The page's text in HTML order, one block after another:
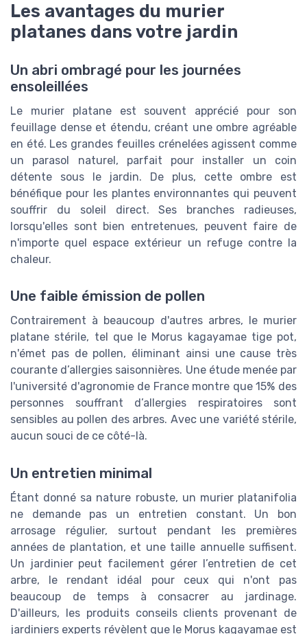
Les avantages du murier
platanes dans votre jardin
Un abri ombragé pour les journées
ensoleillées
Le murier platane est souvent apprécié pour son
feuillage dense et étendu, créant une ombre agréable
en été. Les grandes feuilles crénelées agissent comme
un parasol naturel, parfait pour installer un coin
détente sous le jardin. De plus, cette ombre est
bénéfique pour les plantes environnantes qui peuvent
souffrir du soleil direct. Ses branches radieuses,
lorsqu'elles sont bien entretenues, peuvent faire de
n'importe quel espace extérieur un refuge contre la
chaleur.
Une faible émission de pollen
Contrairement à beaucoup d'autres arbres, le murier
platane stérile, tel que le Morus kagayamae tige pot,
n'émet pas de pollen, éliminant ainsi une cause très
courante d’allergies saisonnières. Une étude menée par
l'université d'agronomie de France montre que 15% des
personnes souffrant d’allergies respiratoires sont
sensibles au pollen des arbres. Avec une variété stérile,
aucun souci de ce côté-là.
Un entretien minimal
Étant donné sa nature robuste, un murier platanifolia
ne demande pas un entretien constant. Un bon
arrosage régulier, surtout pendant les premières
années de plantation, et une taille annuelle suffisent.
Un jardinier peut facilement gérer l’entretien de cet
arbre, le rendant idéal pour ceux qui n'ont pas
beaucoup de temps à consacrer au jardinage.
D'ailleurs, les produits conseils clients provenant de
jardiniers experts révèlent que le Morus kagayamae est